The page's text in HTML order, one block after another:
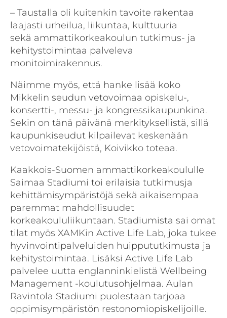
– Taustalla oli kuitenkin tavoite rakentaa
laajasti urheilua, liikuntaa, kulttuuria
sekä ammattikorkeakoulun tutkimus- ja
kehitystoimintaa palveleva
monitoimirakennus.
Näimme myös, että hanke lisää koko
Mikkelin seudun vetovoimaa opiskelu-,
konsertti-, messu- ja kongressikaupunkina.
Sekin on tänä päivänä merkityksellistä, sillä
kaupunkiseudut kilpailevat keskenään
vetovoimatekijöistä, Koivikko toteaa.
Kaakkois-Suomen ammattikorkeakoululle
Saimaa Stadiumi toi erilaisia tutkimusja
kehittämisympäristöjä sekä aikaisempaa
paremmat mahdollisuudet
korkeakoululiikuntaan. Stadiumista sai omat
tilat myös XAMKin Active Life Lab, joka tukee
hyvinvointipalveluiden huippututkimusta ja
kehitystoimintaa. Lisäksi Active Life Lab
palvelee uutta englanninkielistä Wellbeing
Management -koulutusohjelmaa. Aulan
Ravintola Stadiumi puolestaan tarjoaa
oppimisympäristön restonomiopiskelijoille.